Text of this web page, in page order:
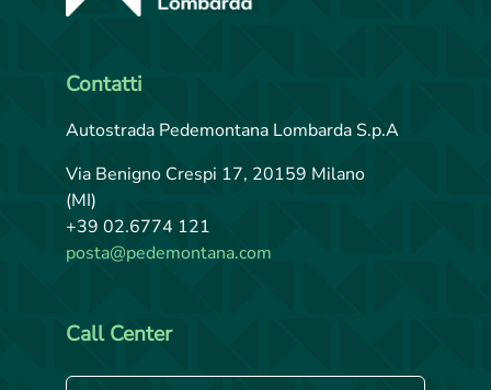
Contatti
Autostrada Pedemontana Lombarda S.p.A
Via Benigno Crespi 17, 20159 Milano
(MI)
+39 02.6774 121
posta@pedemontana.com
Call Center